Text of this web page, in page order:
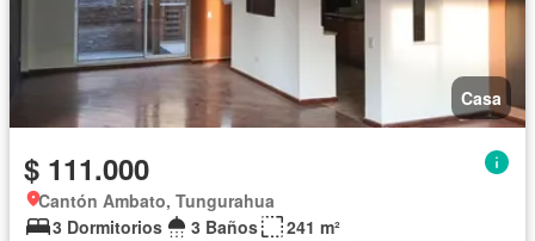
Casa
$ 111.000
Cantón Ambato, Tungurahua
3 Dormitorios
3 Baños
241 m²